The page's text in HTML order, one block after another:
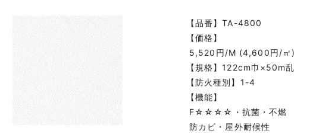
【品番】TA-4800
【価格】
5,520円/M (4,600円/㎡)
【規格】122cm巾×50m乱
【防火種別】1-4
【機能】
F☆☆☆☆・抗菌・不燃
防カビ・屋外耐候性